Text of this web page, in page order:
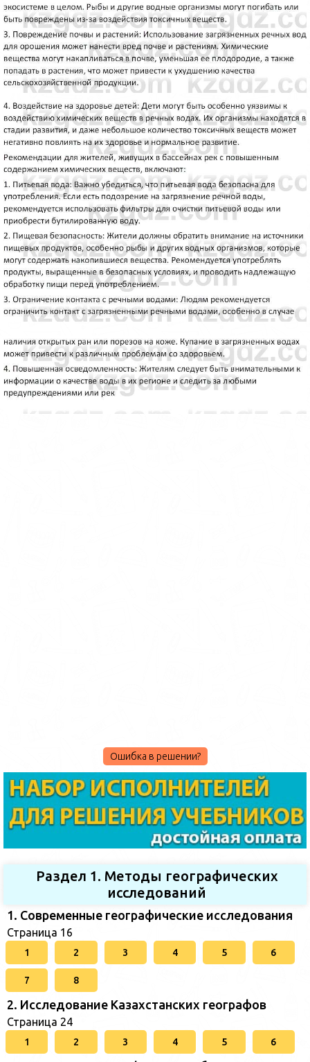
Ошибка в решении?
Раздел 1. Методы географических
исследований
1. Современные географические исследования
Страница 16
1 2 3 4 5 6
7 8
2. Исследование Казахстанских географов
Страница 24
1 2 3 4 5 6